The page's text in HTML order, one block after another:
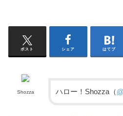
ポスト シェア はてブ
Shozza ハロー！Shozza（